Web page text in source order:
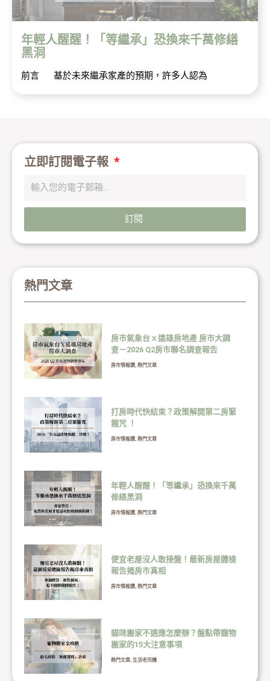
年輕人醒醒！「等繼承」恐換來千萬修繕
黑洞
前言 基於未來繼承家產的預期，許多人認為
立即訂閱電子報
訂閱
熱門文章
房市氣象台ｘ遠雄房地產 房市大調
查－2026 Q2房市聯名調查報告
房市情報讚, 熱門文章
打房時代快結束？政策解開第二房緊
箍咒 ！
房市情報讚, 熱門文章
年輕人醒醒！「等繼承」恐換來千萬
修繕黑洞
房市情報讚, 熱門文章
便宜老屋沒人敢接盤！最新房屋體檢
報告揭房市真相
房市情報讚, 熱門文章
貓咪搬家不適應怎麼辦？盤點帶寵物
搬家的15大注意事項
熱門文章, 生活老司機